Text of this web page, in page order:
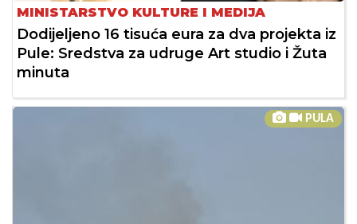
MINISTARSTVO KULTURE I MEDIJA
Dodijeljeno 16 tisuća eura za dva projekta iz
Pule: Sredstva za udruge Art studio i Žuta
minuta
PULA